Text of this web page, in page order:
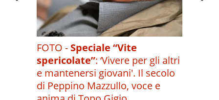
FOTO - Speciale “Vite
spericolate”: ‘Vivere per gli altri
e mantenersi giovani'. Il secolo
di Peppino Mazzullo, voce e